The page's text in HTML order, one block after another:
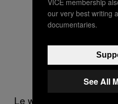
Le web ayant
our very best writing
documentaries.
See All